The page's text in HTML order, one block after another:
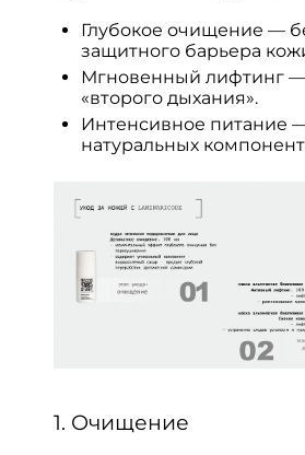
Глубокое очищение —
защитного барьера
Мгновенный лифтинг
«второго дыхания».
Интенсивное питание
натуральных
1. Очищение